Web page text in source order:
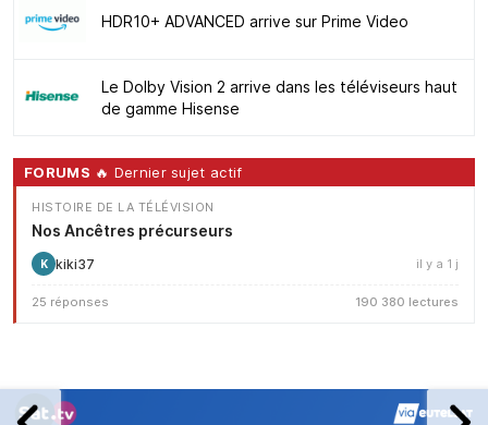
HDR10+ ADVANCED arrive sur Prime Video
Le Dolby Vision 2 arrive dans les téléviseurs haut
de gamme Hisense
FORUMS 🔥 Dernier sujet actif
HISTOIRE DE LA TÉLÉVISION
Nos Ancêtres précurseurs
K kiki37 il y a 1 j
25 réponses 190 380 lectures